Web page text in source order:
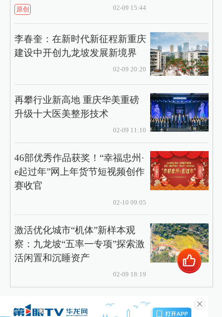
原创 02-09 15:44
李春奎：在新时代新征程新重庆
建设中开创九龙坡发展新境界
02-09 20:20
再攀行业新高地 重庆华美重磅
升级十大医美整形技术
02-09 11:10
46部优秀作品获奖！“幸福忠州·
e起过年”网上年货节短视频创作
赛收官
02-10 09:05
激活优化城市“机体”新样本观
察：九龙坡“五率一专项”探索激
活闲置和沉睡资产
02-09 18:19